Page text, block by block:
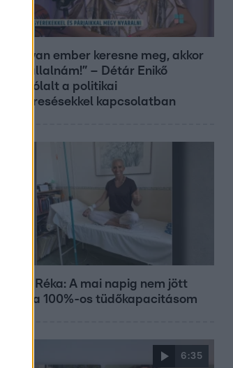
„Ha olyan ember keresne meg, akkor
sem vállalnám!” – Détár Enikő
megszólalt a politikai
megkeresésekkel kapcsolatban
Rubint Réka: A mai napig nem jött
vissza a 100%-os tüdőkapacitásom
6:35